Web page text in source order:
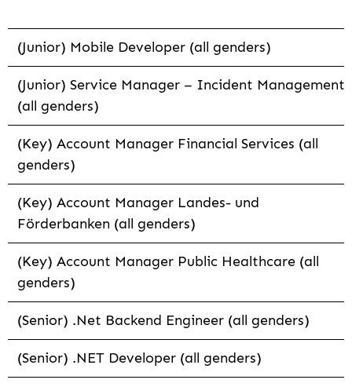
(Junior) Mobile Developer (all genders)
(Junior) Service Manager – Incident Management
(all genders)
(Key) Account Manager Financial Services (all
genders)
(Key) Account Manager Landes- und
Förderbanken (all genders)
(Key) Account Manager Public Healthcare (all
genders)
(Senior) .Net Backend Engineer (all genders)
(Senior) .NET Developer (all genders)